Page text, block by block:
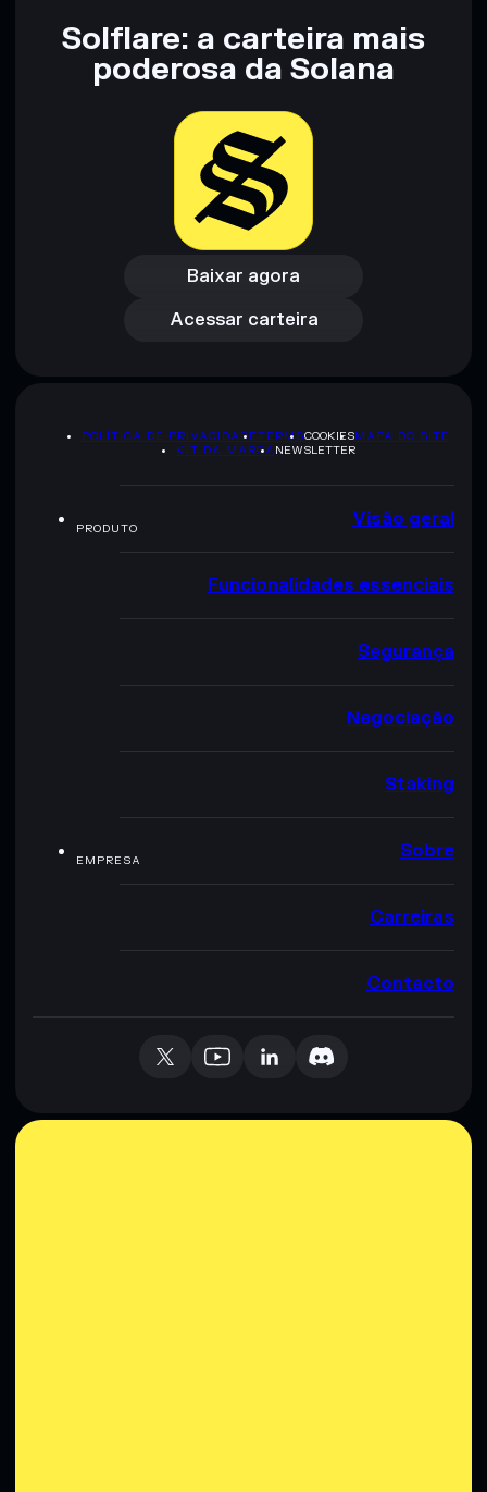
Solflare: a carteira mais
poderosa da Solana
Baixar agora
Baixar agora
Acessar carteira
Acessar carteira
POLÍTICA DE PRIVACIDADETERMSCOOKIESMAPA DO SITE
KIT DA MARCA NEWSLETTER
PRODUTO Visão geral
Funcionalidades essenciais
Segurança
Negociação
Staking
EMPRESA Sobre
Carreiras
Contacto